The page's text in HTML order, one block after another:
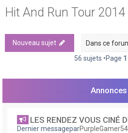
Hit And Run Tour 2014
Nouveau sujet
56 sujets •Page 1
Annonces
LES RENDEZ VOUS CINÉ
Dernier messageparPurpleGamer54